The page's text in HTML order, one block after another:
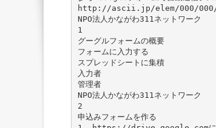
http://ascii.jp/elem/000/000/
NPO法人かながわ311ネットワーク
1
グーグルフォームの概要
フォームに入力する
スプレッドシートに集積
入力者
管理者
NPO法人かながわ311ネットワーク
2
申込みフォームを作る